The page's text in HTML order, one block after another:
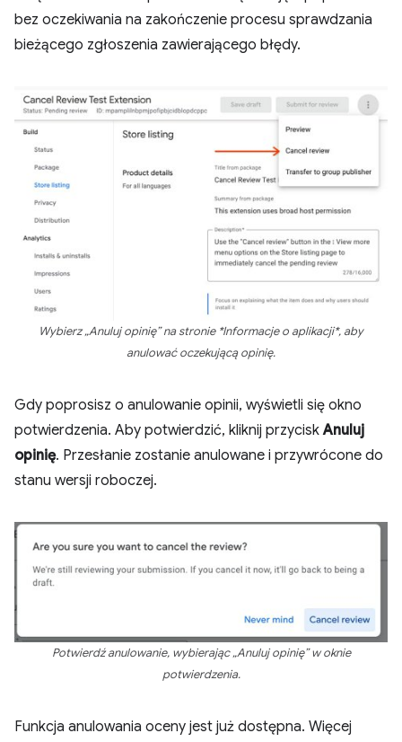
bez oczekiwania na zakończenie procesu sprawdzania
bieżącego zgłoszenia zawierającego błędy.
Wybierz „Anuluj opinię” na stronie *Informacje o aplikacji*, aby
anulować oczekującą opinię.
Gdy poprosisz o anulowanie opinii, wyświetli się okno
potwierdzenia. Aby potwierdzić, kliknij przyciskAnuluj
opinię. Przesłanie zostanie anulowane i przywrócone do
stanu wersji roboczej.
Potwierdź anulowanie, wybierając „Anuluj opinię” w oknie
potwierdzenia.
Funkcja anulowania oceny jest już dostępna. Więcej